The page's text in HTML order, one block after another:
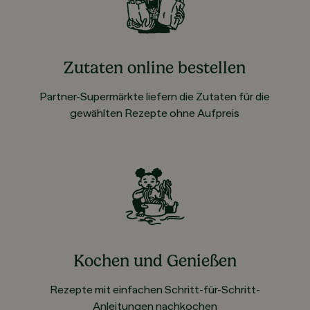
Zutaten online bestellen
Partner-Supermärkte liefern die Zutaten für die
gewählten Rezepte ohne Aufpreis
Kochen und Genießen
Rezepte mit einfachen Schritt-für-Schritt-
Anleitungen nachkochen